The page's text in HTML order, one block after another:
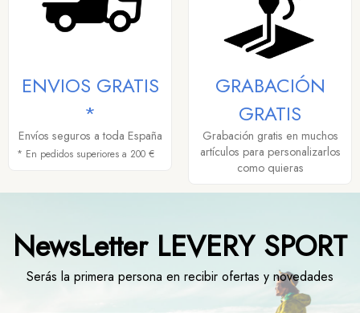
ENVIOS GRATIS
*
Envíos seguros a toda España
* En pedidos superiores a 200 €
GRABACIÓN
GRATIS
Grabación gratis en muchos
artículos para personalizarlos
como quieras
NewsLetter LEVERY SPORT
Serás la primera persona en recibir ofertas y novedades